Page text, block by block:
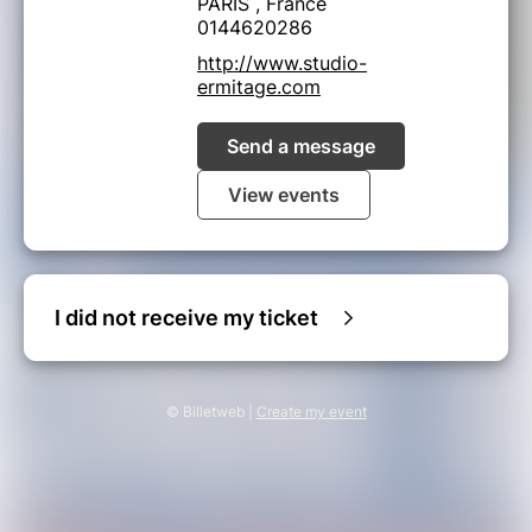
0144620286
http://www.studio-
ermitage.com
Send a message
View events
I did not receive my ticket
© Billetweb | Create my event